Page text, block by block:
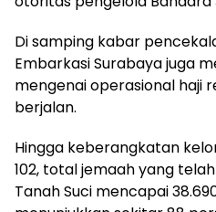
Di samping kabar
Embarkasi Surabaya juga
mengenai operasional haji
berjalan.
Hingga keberangkatan
102, total jemaah yang
Tanah Suci mencapai